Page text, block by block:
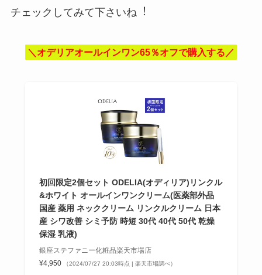
チェックしてみて下さいね︕
＼オデリアオールインワン65％オフで購入する／
初回限定2個セット ODELIA(オディリア)リンクル
&ホワイト オールインワンクリーム(医薬部外品
国産 薬用 ネッククリーム リンクルクリーム 日本
産 シワ改善 シミ予防 時短 30代 40代 50代 乾燥
保湿 乳液)
銀座ステファニー化粧品楽天市場店
¥4,950
（2024/07/27 20:03時点 | 楽天市場調べ）